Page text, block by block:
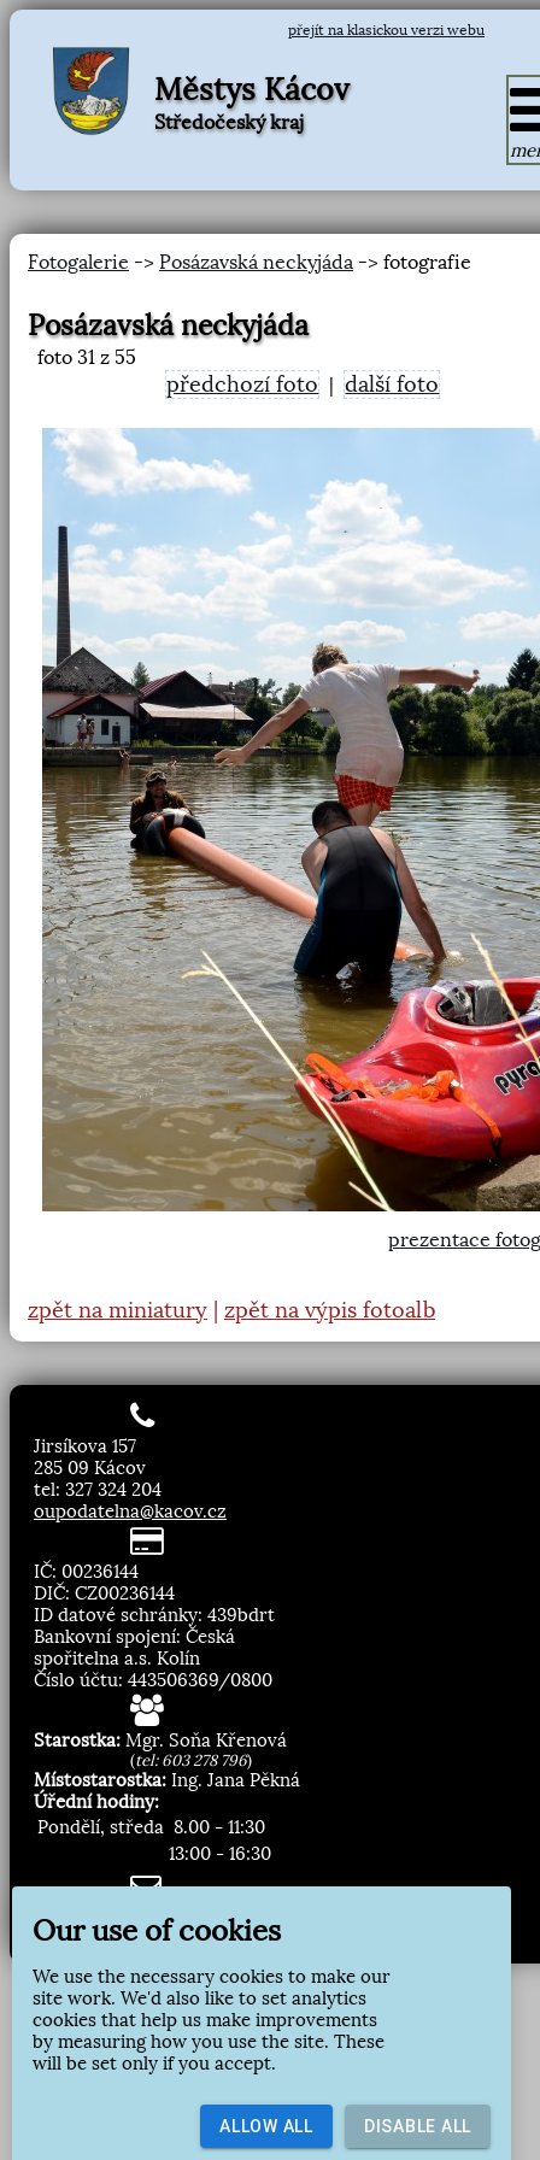
přejít na klasickou verzi webu
Městys Kácov
Středočeský kraj
Fotogalerie -> Posázavská neckyjáda -> fotografie
Posázavská neckyjáda
foto 31 z 55
předchozí foto |další foto
prezentace
zpět na miniatury zpět na výpis fotoalb
Jirsíkova 157
285 09 Kácov
tel: 327 324 204
oupodatelna@kacov.cz
IČ: 00236144
DIČ: CZ00236144
ID datové schránky: 439bdrt
Bankovní spojení: Česká
spořitelna a.s. Kolín
Číslo účtu: 443506369/0800
Starostka: Mgr. Soňa Křenová
(tel: 603 278 796)
Místostarostka: Ing. Jana Pěkná
Úřední hodiny:
Pondělí, středa 8.00 - 11:30
13:00 - 16:30
Zasílání novinek:
Přihlásit odběr
Our use of cookies
We use the necessary cookies to make our
site work. We'd also like to set analytics
cookies that help us make improvements
by measuring how you use the site. These
will be set only if you accept.
ALLOW ALL DISABLE ALL